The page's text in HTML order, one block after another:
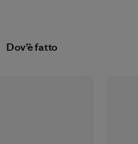
Dov’è fatto